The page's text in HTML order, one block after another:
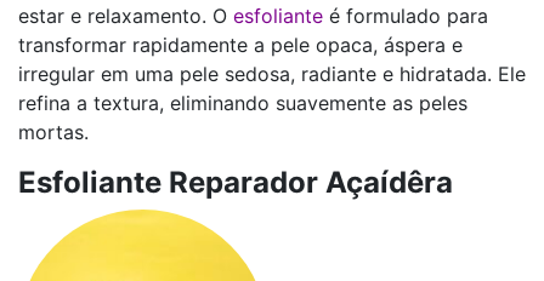
estar e relaxamento. O esfoliante é formulado para
transformar rapidamente a pele opaca, áspera e
irregular em uma pele sedosa, radiante e hidratada. Ele
refina a textura, eliminando suavemente as peles
mortas.
Esfoliante Reparador Açaídêra